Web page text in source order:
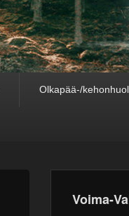
Olkapää-/
Voima-